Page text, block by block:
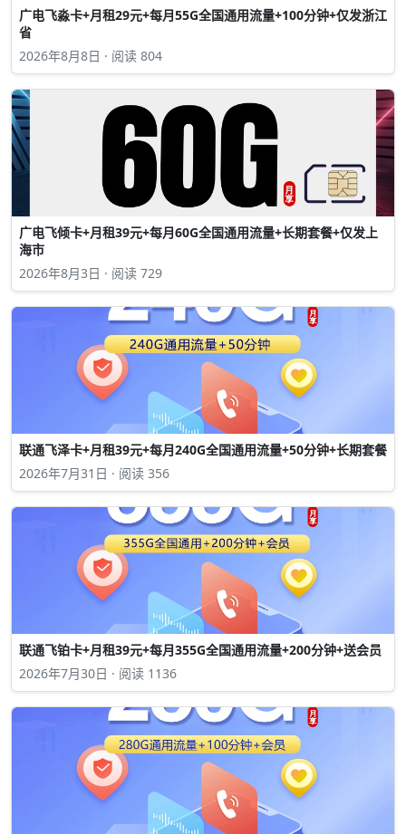
广电飞淼卡+月租29元+每月55G全国通用流量+100分钟+仅发浙江
省
2026年8月8日 · 阅读 804
广电飞倾卡+月租39元+每月60G全国通用流量+长期套餐+仅发上
海市
2026年8月3日 · 阅读 729
联通飞泽卡+月租39元+每月240G全国通用流量+50分钟+长期套餐
2026年7月31日 · 阅读 356
联通飞铂卡+月租39元+每月355G全国通用流量+200分钟+送会员
2026年7月30日 · 阅读 1136